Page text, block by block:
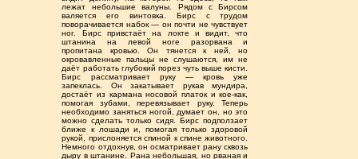
лежат небольшие валуны. Рядом с Бирсом
валяется его винтовка. Бирс с трудом
поворачивается набок — он почти не чувствует
ног. Бирс привстаёт на локте и видит, что
штанина на левой ноге разорвана и
пропитана кровью. Он тянется к ней, но
окровавленные пальцы не слушаются, им не
даёт работать глубокий порез чуть выше кисти.
Бирс рассматривает руку — кровь уже
запеклась. Он закатывает рукав мундира,
достаёт из кармана носовой платок и кое-как,
помогая зубами, перевязывает руку. Теперь
необходимо заняться ногой, думает он, но это
можно сделать только сидя. Бирс подползает
ближе к лошади и, помогая только здоровой
рукой, прислоняется спиной к спине животного.
Немного отдохнув, он осматривает рану сквозь
дыру в штанине. Рана небольшая, но рваная и